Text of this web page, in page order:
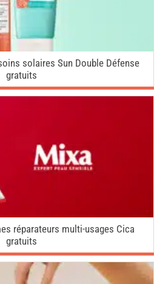
solaires Sun Double Défense
gratuits
réparateurs multi-usages Cica
gratuits